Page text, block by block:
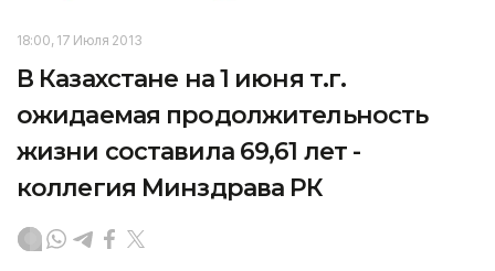
18:00, 17 Июля 2013
В Казахстане на 1 июня т.г.
ожидаемая продолжительность
жизни составила 69,61 лет -
коллегия Минздрава РК